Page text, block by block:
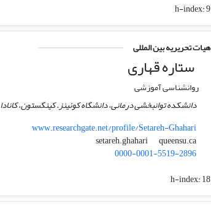
h-index:9
هیات تحریریه بین المللی
ستاره قهاری
روانشناسی آموزشی
دانشکده توانبخشی درمانی، دانشگاه کوئینز. کینگستون، کانادا
www.researchgate.net/profile/Setareh-Ghahari
setareh.ghahari
queensu.ca
0000-0001-5519-2896
h-index:18